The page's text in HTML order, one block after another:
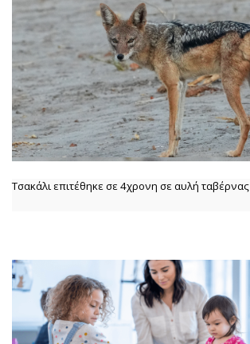
Τσακάλι επιτέθηκε σε 4χρονη σε αυλή ταβέρνας